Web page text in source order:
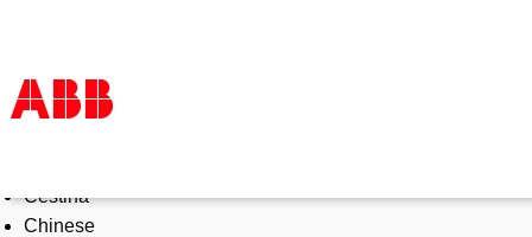
Products & Solutions
Industries
Čeština
Chinese